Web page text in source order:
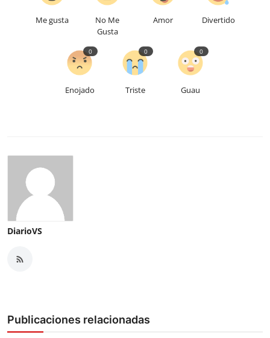
Me gusta
No Me
Gusta
Amor Divertido
Enojado
0
Triste
0
Guau
0
DiarioVS
Publicaciones relacionadas